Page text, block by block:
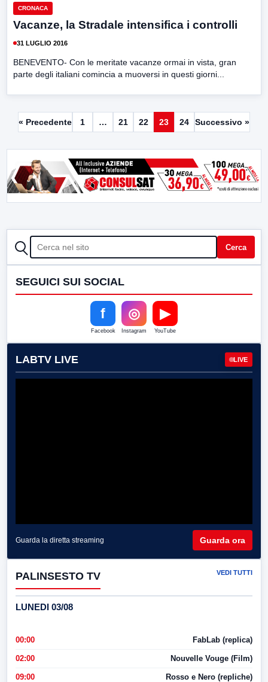
CRONACA
Vacanze, la Stradale intensifica i controlli
31 LUGLIO 2016
BENEVENTO- Con le meritate vacanze ormai in vista, gran
parte degli italiani comincia a muoversi in questi giorni...
« Precedente 1 … 21 22 23 24 Successivo »
CERCA Cerca
SEGUICI SUI SOCIAL
f
Facebook
◎
Instagram
▶
YouTube
LABTV LIVE LIVE
Guarda la diretta streaming Guarda ora
PALINSESTO TV VEDI TUTTI
LUNEDI 03/08
00:00 FabLab (replica)
02:00 Nouvelle Vouge (Film)
09:00 Rosso e Nero (repliche)